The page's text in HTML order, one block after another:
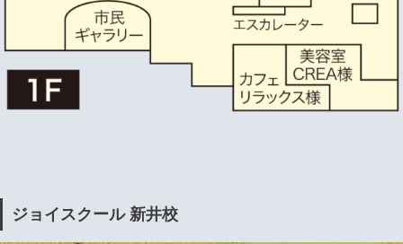
ジョイスクール 新井校